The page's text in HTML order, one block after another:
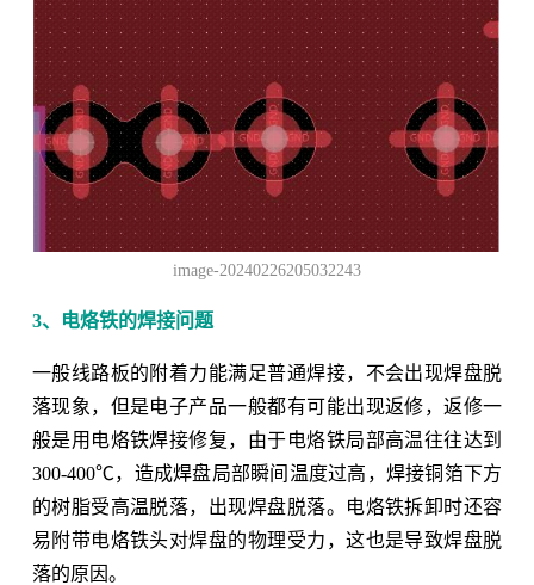
image-20240226205032243
3、电烙铁的焊接问题
一般线路板的附着力能满足普通焊接，不会出现焊盘脱
落现象，但是电子产品一般都有可能出现返修，返修一
般是用电烙铁焊接修复，由于电烙铁局部高温往往达到
300-400℃，造成焊盘局部瞬间温度过高，焊接铜箔下方
的树脂受高温脱落，出现焊盘脱落。电烙铁拆卸时还容
易附带电烙铁头对焊盘的物理受力，这也是导致焊盘脱
落的原因。